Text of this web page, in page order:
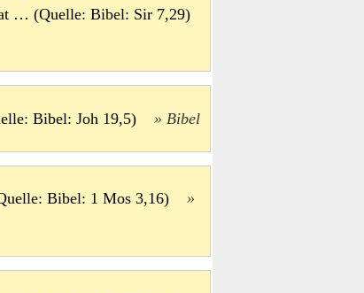
… (Quelle: Bibel: Sir 7,29)
Bibel: Joh 19,5) Bibel
Bibel: 1 Mos 3,16)